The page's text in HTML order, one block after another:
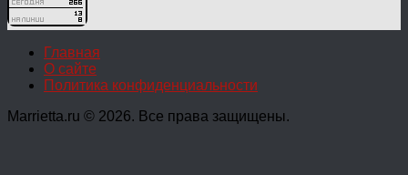
Главная
О сайте
Политика конфиденциальности
Marrietta.ru © 2026. Все права защищены.